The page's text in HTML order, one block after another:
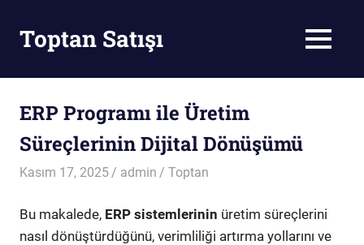
contentToptan Satışı MENU
ERP Programı ile Üretim
Süreçlerinin Dijital Dönüşümü
Kasım 17, 2025 admin Toptan
Bu makalede, ERP sistemlerinin üretim süreçlerini
nasıl dönüştürdüğünü, verimliliği artırma yollarını ve